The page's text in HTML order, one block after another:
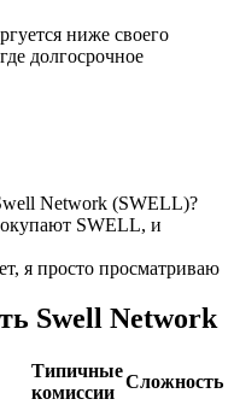
в качестве
ниже своего
долгосрочное
Network (SWELL)?
SWELL, и
я просто просматриваю
Swell Network
Типичные
комиссии
Сложность